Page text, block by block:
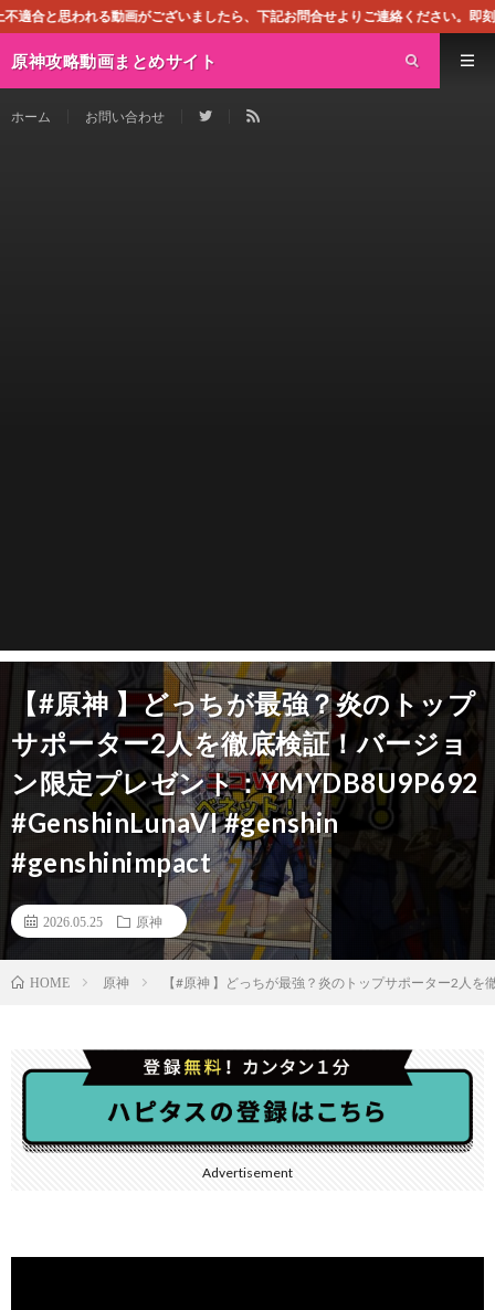
ございましたら、下記お問合せよりご連絡ください。即刻対処させて頂き
原神攻略動画まとめサイト
ホーム お問い合わせ
【#原神 】どっちが最強？炎のトップ
サポーター2人を徹底検証！バージョ
ン限定プレゼント：YMYDB8U9P692
#GenshinLunaVI #genshin
#genshinimpact
2026.05.25 原神
HOME 原神 【#原神 】どっちが最強？炎のトップサポーター2人
Advertisement